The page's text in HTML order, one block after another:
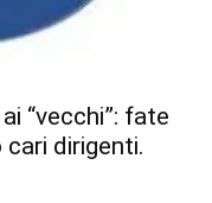
“vecchi”: fate
dirigenti.